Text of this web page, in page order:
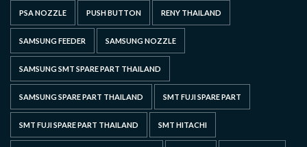
PSA NOZZLE PUSH BUTTON RENY THAILAND
SAMSUNG FEEDER SAMSUNG NOZZLE
SAMSUNG SMT SPARE PART THAILAND
SAMSUNG SPARE PART THAILAND SMT FUJI SPARE PART
SMT FUJI SPARE PART THAILAND SMT HITACHI